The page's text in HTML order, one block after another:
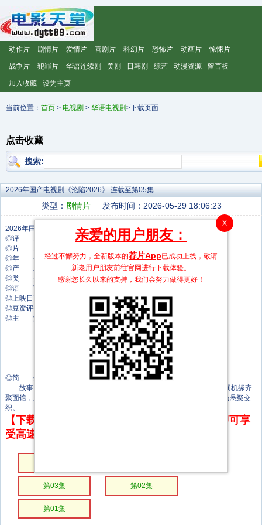
动作片 剧情片 爱情片 喜剧片 科幻片 恐怖片 动画片 惊悚片
战争片 犯罪片 华语连续剧 美剧 日韩剧 综艺 动漫资源 留言板
加入收藏 设为主页
当前位置： 首页 > 电视剧 > 华语电视剧>下载页面
点击收藏
搜索:
2026年国产电视剧《沦陷2026》 连载至第05集
类型： 剧情片 发布时间：2026-05-29 18:06:23
◎译 名 沦陷2026
◎片 名 沦陷2026
◎年 代 2026
◎产 地 中国大陆
◎类 别 剧情
◎语 言 汉语普通话
◎上映日期 2026-05-15(中国大陆)
◎豆瓣评分 0.0
◎主 演 嘉羿
◎简 介
故事围绕一家名为 “愿望鱼面馆” 的小店展开，核心是六位主角因不同机缘齐
聚面馆，三张桌子串联起他们的过往与羁绊，整体风格偏向治愈、温情与悬疑交
织。
【下载地址】本站专属下载器：点击下方链接 即可享
受高速下载和在线播放 专治迅雷无法下载
第03集 第02集
第01集
X
亲爱的用户朋友：
经过不懈努力，全新版本的荐片App已成功上线，敬请
新老用户朋友前往官网进行下载体验。
感谢您长久以来的支持，我们会努力做得更好！